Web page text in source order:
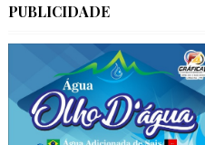
PUBLICIDADE